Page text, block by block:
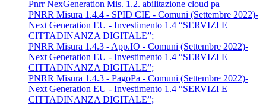
Pnrr NexGeneration Mis. 1.2. abilitazione cloud pa
PNRR Misura 1.4.4 - SPID CIE - Comuni (Settembre 2022)-
Next Generation EU - Investimento 1.4 “SERVIZI E
CITTADINANZA DIGITALE”;
PNRR Misura 1.4.3 - App.IO - Comuni (Settembre 2022)-
Next Generation EU - Investimento 1.4 “SERVIZI E
CITTADINANZA DIGITALE”;
PNRR Misura 1.4.3 - PagoPa - Comuni (Settembre 2022)-
Next Generation EU - Investimento 1.4 “SERVIZI E
CITTADINANZA DIGITALE”;